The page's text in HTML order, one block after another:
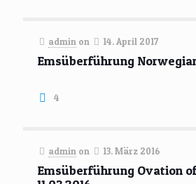
admin on 14. April 2017
Emsüberführung
4
admin on 13. März 2016
Emsüberführung Ovation